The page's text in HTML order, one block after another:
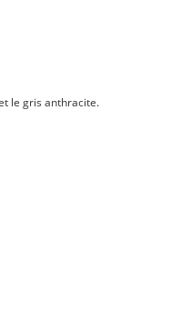
le gris anthracite.